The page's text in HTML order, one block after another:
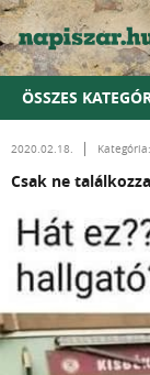
ÖSSZES
2020.02.18. Kategória:
Csak ne